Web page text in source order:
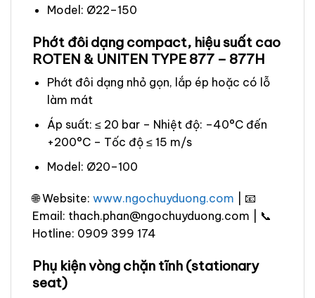
Model: Ø22–150
Phớt đôi dạng compact, hiệu suất cao
ROTEN & UNITEN TYPE 877 – 877H
Phớt đôi dạng nhỏ gọn, lắp ép hoặc có lỗ
làm mát
Áp suất: ≤ 20 bar – Nhiệt độ: –40°C đến
+200°C – Tốc độ ≤ 15 m/s
Model: Ø20–100
🌐 Website: www.ngochuyduong.com | 📧
Email: thach.phan@ngochuyduong.com | 📞
Hotline: 0909 399 174
Phụ kiện vòng chặn tĩnh (stationary
seat)